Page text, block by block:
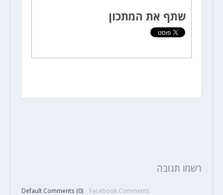
שתף את המתכון
רשמו תגובה
Default Comments (0) Facebook Comments